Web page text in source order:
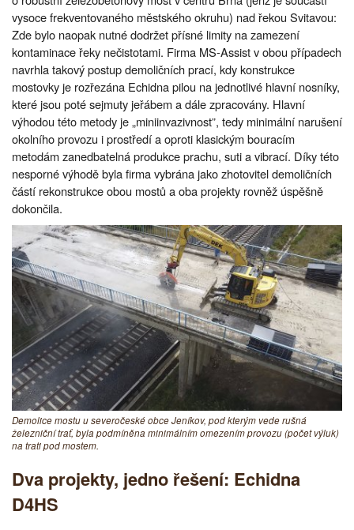
vysoce frekventovaného městského okruhu) nad řekou Svitavou:
Zde bylo naopak nutné dodržet přísné limity na zamezení
kontaminace řeky nečistotami. Firma MS-Assist v obou případech
navrhla takový postup demoličních prací, kdy konstrukce
mostovky je rozřezána Echidna pilou na jednotlivé hlavní nosníky,
které jsou poté sejmuty jeřábem a dále zpracovány. Hlavní
výhodou této metody je „miniinvazivnost”, tedy minimální narušení
okolního provozu i prostředí a oproti klasickým bouracím
metodám zanedbatelná produkce prachu, suti a vibrací. Díky této
nesporné výhodě byla firma vybrána jako zhotovitel demoličních
částí rekonstrukce obou mostů a oba projekty rovněž úspěšně
dokončila.
Demolice mostu u severočeské obce Jeníkov, pod kterým vede rušná
železniční trať, byla podmíněna minimálním omezením provozu (počet výluk)
na trati pod mostem.
Dva projekty, jedno řešení: Echidna
D4HS